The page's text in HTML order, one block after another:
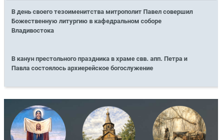
В день своего тезоименитства митрополит Павел совершил
Божественную литургию в кафедральном соборе
Владивостока
В канун престольного праздника в храме свв. апп. Петра и
Павла состоялось архиерейское богослужение